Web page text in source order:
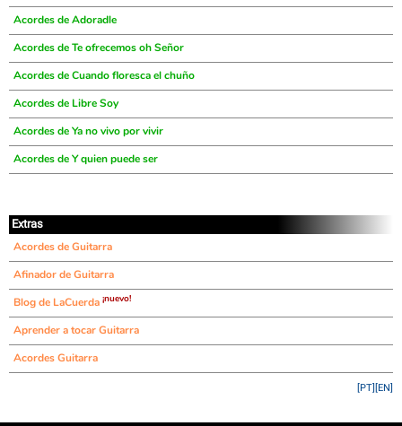
Acordes de Adoradle
Acordes de Te ofrecemos oh Señor
Acordes de Cuando floresca el chuño
Acordes de Libre Soy
Acordes de Ya no vivo por vivir
Acordes de Y quien puede ser
Extras
Acordes de Guitarra
Afinador de Guitarra
Blog de LaCuerda ¡nuevo!
Aprender a tocar Guitarra
Acordes Guitarra
[EN]
[PT]